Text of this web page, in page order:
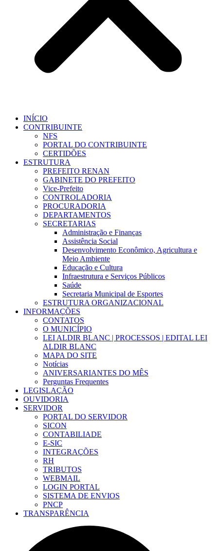
INÍCIO
CONTRIBUINTE
NFS
PORTAL DO CONTRIBUINTE
CERTIDÕES
ESTRUTURA
PREFEITO RENAN
GABINETE DO PREFEITO
Vice-Prefeito
CONTROLADORIA
PROCURADORIA
DEPARTAMENTOS
SECRETARIAS
Administração e Finanças
Assistência Social
Desenvolvimento Econômico, Agricultura e
Meio Ambiente
Educação e Cultura
Infraestrutura e Serviços Públicos
Saúde
Secretaria Municipal de Esportes
ESTRUTURA ORGANIZACIONAL
INFORMAÇÕES
CONTATOS
O MUNICÍPIO
LEI ALDIR BLANC | PROCESSOS | EDITAL LEI
ALDIR BLANC
MAPA DO SITE
Notícias
ANIVERSARIANTES DO MÊS
Perguntas Frequentes
LEGISLAÇÃO
OUVIDORIA
SERVIDOR
PORTAL DO SERVIDOR
SICON
CONTABILIADE
E-SIC
INTEGRAÇÕES
RH
TRIBUTOS
WEBMAIL
LOGIN PORTAL
SISTEMA DE ENVIOS
PNCP
TRANSPARÊNCIA